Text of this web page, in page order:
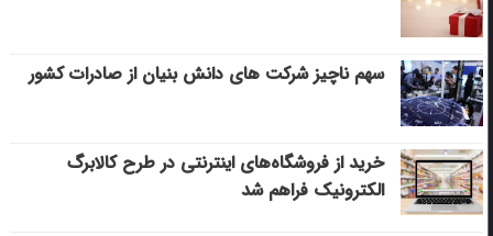
سهم ناچیز شرکت های دانش بنیان از صادرات کشور
خرید از فروشگاه‌های اینترنتی در طرح کالابرگ
الکترونیک فراهم شد